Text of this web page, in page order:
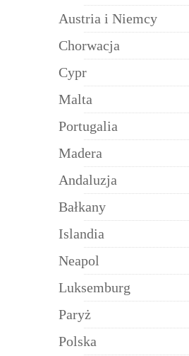
Austria i Niemcy
Chorwacja
Cypr
Malta
Portugalia
Madera
Andaluzja
Bałkany
Islandia
Neapol
Luksemburg
Paryż
Polska